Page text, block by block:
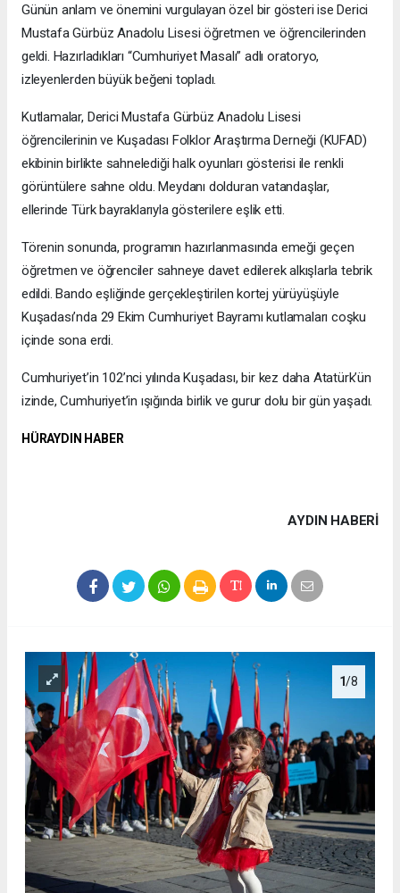
Günün anlam ve önemini vurgulayan özel bir gösteri ise Derici
Mustafa Gürbüz Anadolu Lisesi öğretmen ve öğrencilerinden
geldi. Hazırladıkları “Cumhuriyet Masalı” adlı oratoryo,
izleyenlerden büyük beğeni topladı.
Kutlamalar, Derici Mustafa Gürbüz Anadolu Lisesi
öğrencilerinin ve Kuşadası Folklor Araştırma Derneği (KUFAD)
ekibinin birlikte sahnelediği halk oyunları gösterisi ile renkli
görüntülere sahne oldu. Meydanı dolduran vatandaşlar,
ellerinde Türk bayraklarıyla gösterilere eşlik etti.
Törenin sonunda, programın hazırlanmasında emeği geçen
öğretmen ve öğrenciler sahneye davet edilerek alkışlarla tebrik
edildi. Bando eşliğinde gerçekleştirilen kortej yürüyüşüyle
Kuşadası’nda 29 Ekim Cumhuriyet Bayramı kutlamaları coşku
içinde sona erdi.
Cumhuriyet’in 102’nci yılında Kuşadası, bir kez daha Atatürk’ün
izinde, Cumhuriyet’in ışığında birlik ve gurur dolu bir gün yaşadı.
HÜRAYDIN HABER
AYDIN HABERİ
1/8